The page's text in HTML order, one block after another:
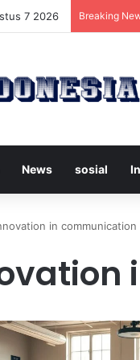
7 2026 Breaking
News sosial
in communication